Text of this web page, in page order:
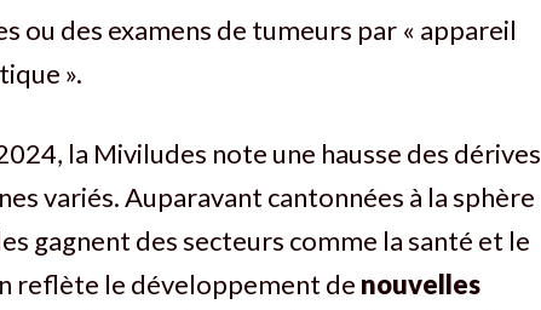
ou des examens de tumeurs par « appareil
».
la Miviludes note une hausse des dérives
variés. Auparavant cantonnées à la sphère
gagnent des secteurs comme la santé et le
reflète le développement de nouvelles